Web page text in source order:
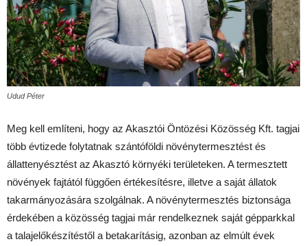
Udud Péter
Meg kell említeni, hogy az Akasztói Öntözési Közösség Kft. tagjai
több évtizede folytatnak szántóföldi növénytermesztést és
állattenyésztést az Akasztó környéki területeken. A termesztett
növények fajtától függően értékesítésre, illetve a saját állatok
takarmányozására szolgálnak. A növénytermesztés biztonsága
érdekében a közösség tagjai már rendelkeznek saját gépparkkal
a talajelőkészítéstől a betakarításig, azonban az elmúlt évek